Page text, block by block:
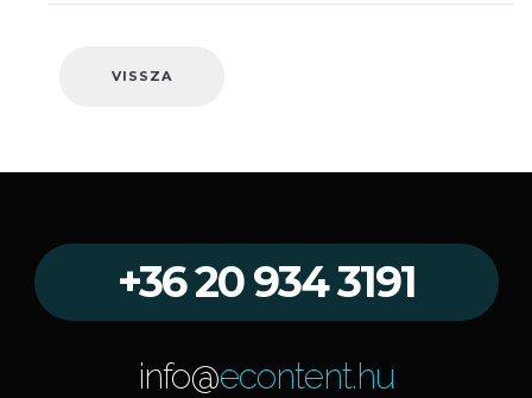
VISSZA
+36 20 934 3191
info@econtent.hu